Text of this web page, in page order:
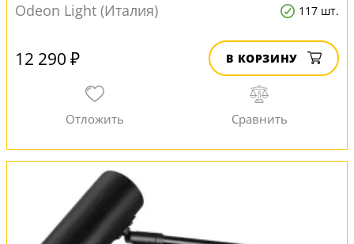
Odeon Light (Италия) 117 шт.
12 290 ₽ В КОРЗИНУ